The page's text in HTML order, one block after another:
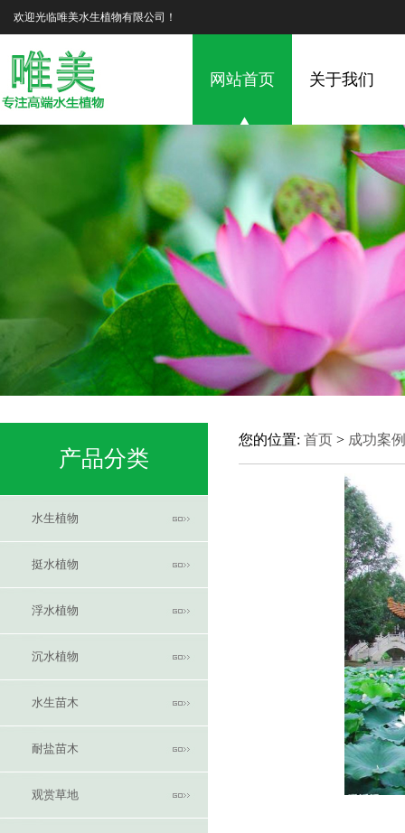
欢迎光临唯美水生植物有限公司！
网站首页 关于我们
产品分类
水生植物
挺水植物
浮水植物
沉水植物
水生苗木
耐盐苗木
观赏草地
您的位置: 首页> 成功案例